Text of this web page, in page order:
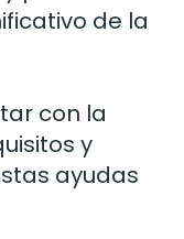
de la
con la
y
ayudas